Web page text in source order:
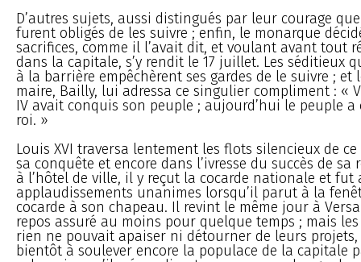
D’autres sujets, aussi distingués par leur courage
furent obligés de les suivre ; enfin, le monarque
sacrifices, comme il l’avait dit, et voulant avant tout
dans la capitale, s’y rendit le 17 juillet. Les séditieux
à la barrière empêchèrent ses gardes de le suivre ; et
maire, Bailly, lui adressa ce singulier compliment : «
IV avait conquis son peuple ; aujourd’hui le peuple
roi. »
Louis XVI traversa lentement les flots silencieux de
sa conquête et encore dans l’ivresse du succès de sa
à l’hôtel de ville, il y reçut la cocarde nationale et fut
applaudissements unanimes lorsqu’il parut à la
cocarde à son chapeau. Il revint le même jour à
repos assuré au moins pour quelque temps ; mais
rien ne pouvait apaiser ni détourner de leurs
bientôt à soulever encore la populace de la capitale